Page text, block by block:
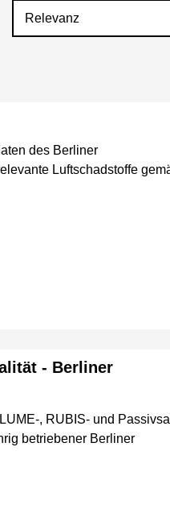
des Berliner
Luftschadstoffe
- Berliner
, RUBIS- und
betriebener Berliner